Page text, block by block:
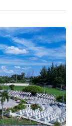
giới và hải
đảo Việt